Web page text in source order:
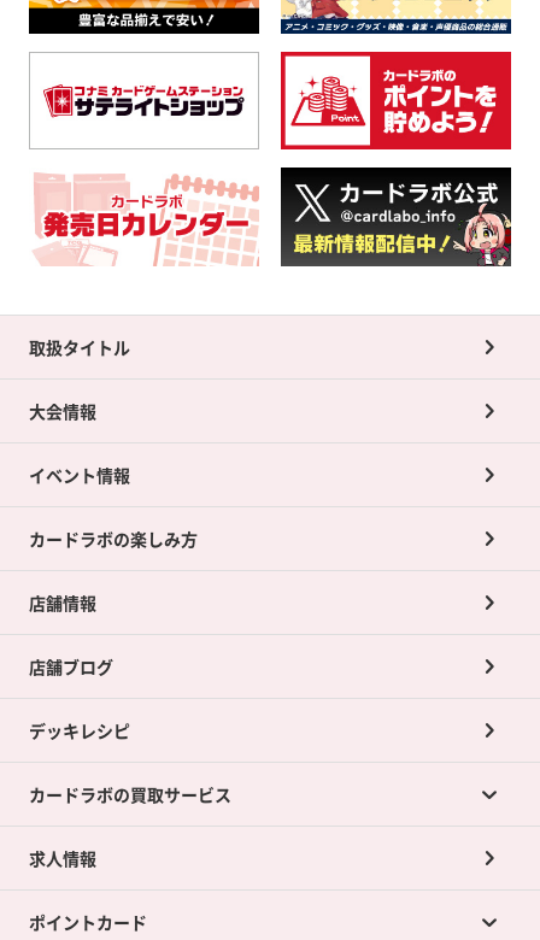
取扱タイトル
大会情報
イベント情報
カードラボの楽しみ方
店舗情報
店舗ブログ
デッキレシピ
カードラボの買取サービス
カードラボの買取サービスTOP
店舗買取について
求人情報
ポイントカード